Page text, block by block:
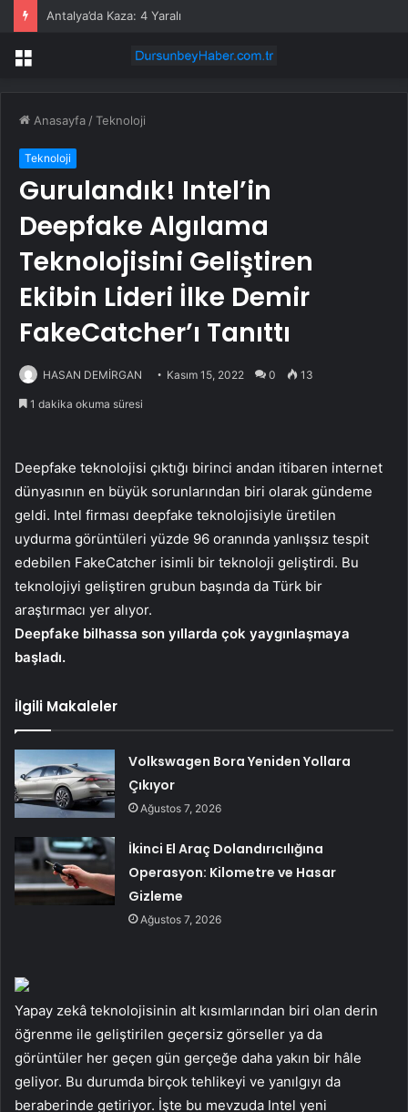
Antalya’da Kaza: 4 Yaralı
Menü
Anasayfa /Teknoloji
Teknoloji
Gurulandık! Intel’in
Deepfake Algılama
Teknolojisini Geliştiren
Ekibin Lideri İlke Demir
FakeCatcher’ı Tanıttı
HASAN DEMİRGAN Kasım 15, 2022 0 13
1 dakika okuma süresi
Deepfake teknolojisi çıktığı birinci andan itibaren internet
dünyasının en büyük sorunlarından biri olarak gündeme
geldi. Intel firması deepfake teknolojisiyle üretilen
uydurma görüntüleri yüzde 96 oranında yanlışsız tespit
edebilen FakeCatcher isimli bir teknoloji geliştirdi. Bu
teknolojiyi geliştiren grubun başında da Türk bir
araştırmacı yer alıyor.
Deepfake bilhassa son yıllarda çok yaygınlaşmaya
başladı.
İlgili Makaleler
Volkswagen Bora Yeniden Yollara
Çıkıyor
Ağustos 7, 2026
İkinci El Araç Dolandırıcılığına
Operasyon: Kilometre ve Hasar
Gizleme
Ağustos 7, 2026
Yapay zekâ teknolojisinin alt kısımlarından biri olan derin
öğrenme ile geliştirilen geçersiz görseller ya da
görüntüler her geçen gün gerçeğe daha yakın bir hâle
geliyor. Bu durumda birçok tehlikeyi ve yanılgıyı da
beraberinde getiriyor. İşte bu mevzuda Intel yeni